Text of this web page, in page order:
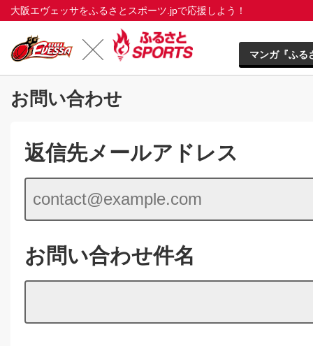
大阪エヴェッサをふるさとスポーツ.jpで応援しよう！
マンガ『ふる
お問い合わせ
返信先メールアドレス
お問い合わせ件名